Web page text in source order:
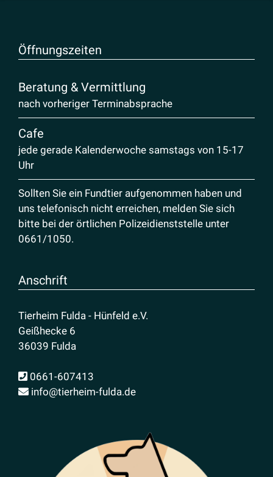
Öffnungs­zeiten
Beratung & Vermittlung
nach vorheriger Terminabsprache
Cafe
jede gerade Kalenderwoche samstags von 15-17
Uhr
Sollten Sie ein Fundtier aufgenommen haben und
uns telefonisch nicht erreichen, melden Sie sich
bitte bei der örtlichen Polizeidienststelle unter
0661/1050.
Anschrift
Tierheim Fulda - Hünfeld e.V.
Geißhecke 6
36039 Fulda
0661-607413
info@tierheim-fulda.de